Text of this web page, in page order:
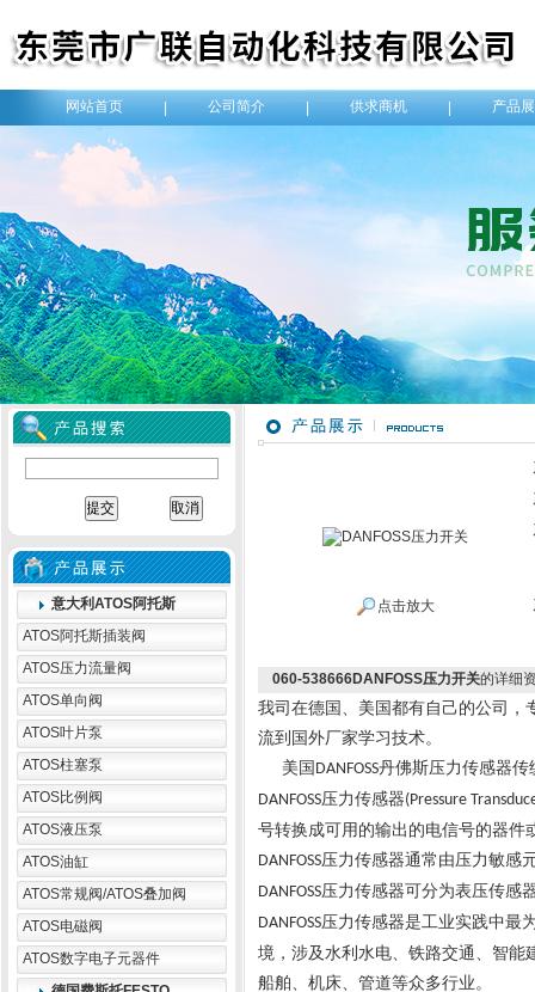
网站首页 公司简介 供求商机 产品
意大利ATOS阿托斯
ATOS阿托斯插装阀
ATOS压力流量阀
ATOS单向阀
ATOS叶片泵
ATOS柱塞泵
ATOS比例阀
ATOS液压泵
ATOS油缸
ATOS常规阀/ATOS叠加阀
ATOS电磁阀
ATOS数字电子元器件
点击放大
060-538666DANFOSS压力开关的详细
我司在德国、美国都有自己的公司，
流到国外厂家学习技术。
美国 DANFOSS丹佛斯压力传感器
DANFOSS压力传感器(Pressure
号转换成可用的输出的电信号的器件
DANFOSS压力传感器通常由压力敏感
DANFOSS压力传感器可分为表压传感
DANFOSS压力传感器是工业实践中最
境，涉及水利水电、铁路交通、智
船舶、机床、管道等众多行业。